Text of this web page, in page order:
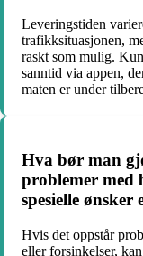
Leveringstiden
trafikksituasjonen,
raskt som mulig.
sanntid via appen,
maten er under
Hva bør man
problemer med
spesielle ønsker
Hvis det oppstår
eller forsinkelser,